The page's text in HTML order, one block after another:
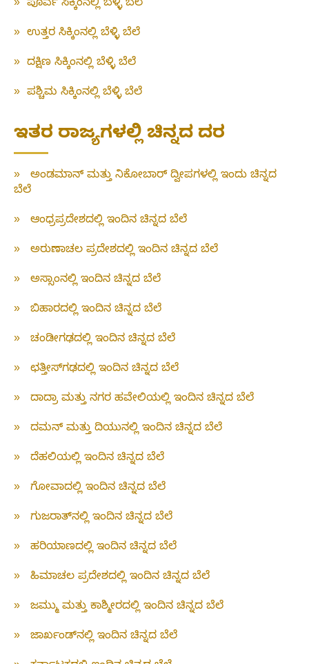
» ಪೂರ್ವ ಸಿಕ್ಕಿಂನಲ್ಲಿ ಬೆಳ್ಳಿ ಬೆಲೆ
» ಉತ್ತರ ಸಿಕ್ಕಿಂನಲ್ಲಿ ಬೆಳ್ಳಿ ಬೆಲೆ
» ದಕ್ಷಿಣ ಸಿಕ್ಕಿಂನಲ್ಲಿ ಬೆಳ್ಳಿ ಬೆಲೆ
» ಪಶ್ಚಿಮ ಸಿಕ್ಕಿಂನಲ್ಲಿ ಬೆಳ್ಳಿ ಬೆಲೆ
ಇತರ ರಾಜ್ಯಗಳಲ್ಲಿ ಚಿನ್ನದ ದರ
»
ಅಂಡಮಾನ್ ಮತ್ತು ನಿಕೋಬಾರ್ ದ್ವೀಪಗಳಲ್ಲಿ ಇಂದು ಚಿನ್ನದ
ಬೆಲೆ
»
ಆಂಧ್ರಪ್ರದೇಶದಲ್ಲಿ ಇಂದಿನ ಚಿನ್ನದ ಬೆಲೆ
»
ಅರುಣಾಚಲ ಪ್ರದೇಶದಲ್ಲಿ ಇಂದಿನ ಚಿನ್ನದ ಬೆಲೆ
»
ಅಸ್ಸಾಂನಲ್ಲಿ ಇಂದಿನ ಚಿನ್ನದ ಬೆಲೆ
»
ಬಿಹಾರದಲ್ಲಿ ಇಂದಿನ ಚಿನ್ನದ ಬೆಲೆ
»
ಚಂಡೀಗಢದಲ್ಲಿ ಇಂದಿನ ಚಿನ್ನದ ಬೆಲೆ
»
ಛತ್ತೀಸ್‌ಗಢದಲ್ಲಿ ಇಂದಿನ ಚಿನ್ನದ ಬೆಲೆ
»
ದಾದ್ರಾ ಮತ್ತು ನಗರ ಹವೇಲಿಯಲ್ಲಿ ಇಂದಿನ ಚಿನ್ನದ ಬೆಲೆ
»
ದಮನ್ ಮತ್ತು ದಿಯುನಲ್ಲಿ ಇಂದಿನ ಚಿನ್ನದ ಬೆಲೆ
»
ದೆಹಲಿಯಲ್ಲಿ ಇಂದಿನ ಚಿನ್ನದ ಬೆಲೆ
»
ಗೋವಾದಲ್ಲಿ ಇಂದಿನ ಚಿನ್ನದ ಬೆಲೆ
»
ಗುಜರಾತ್‌ನಲ್ಲಿ ಇಂದಿನ ಚಿನ್ನದ ಬೆಲೆ
»
ಹರಿಯಾಣದಲ್ಲಿ ಇಂದಿನ ಚಿನ್ನದ ಬೆಲೆ
»
ಹಿಮಾಚಲ ಪ್ರದೇಶದಲ್ಲಿ ಇಂದಿನ ಚಿನ್ನದ ಬೆಲೆ
»
ಜಮ್ಮು ಮತ್ತು ಕಾಶ್ಮೀರದಲ್ಲಿ ಇಂದಿನ ಚಿನ್ನದ ಬೆಲೆ
»
ಜಾರ್ಖಂಡ್‌ನಲ್ಲಿ ಇಂದಿನ ಚಿನ್ನದ ಬೆಲೆ